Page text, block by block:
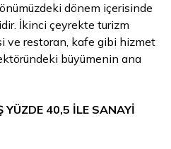
dönem içerisinde
İkinci çeyrekte turizm
ve restoran, kafe gibi hizmet
büyümenin ana
YÜZDE 40,5 İLE SANAYİ